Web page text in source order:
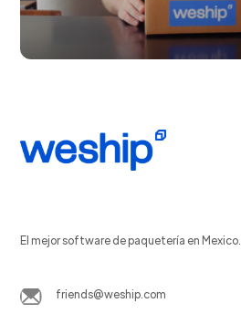
El mejor software de paquetería en Mexico.
friends@weship.com